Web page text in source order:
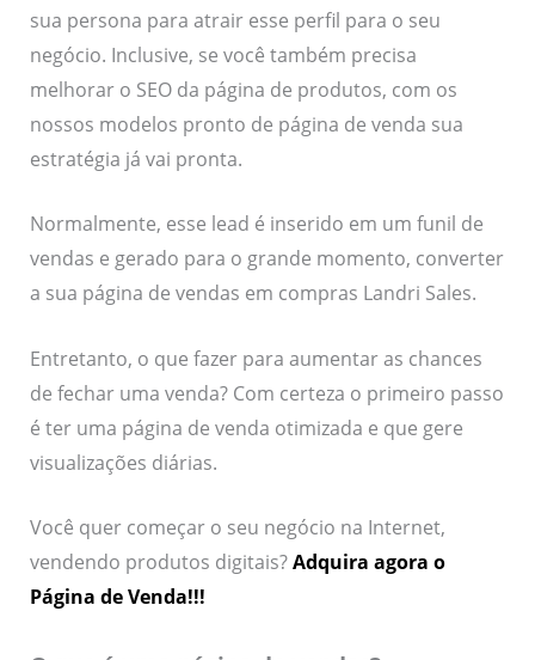
sua persona para atrair esse perfil para o seu
negócio. Inclusive, se você também precisa
melhorar o SEO da página de produtos, com os
nossos modelos pronto de página de venda sua
estratégia já vai pronta.
Normalmente, esse lead é inserido em um funil de
vendas e gerado para o grande momento, converter
a sua página de vendas em compras Landri Sales.
Entretanto, o que fazer para aumentar as chances
de fechar uma venda? Com certeza o primeiro passo
é ter uma página de venda otimizada e que gere
visualizações diárias.
Você quer começar o seu negócio na Internet,
vendendo produtos digitais?Adquira agora o
Página de Venda!!!